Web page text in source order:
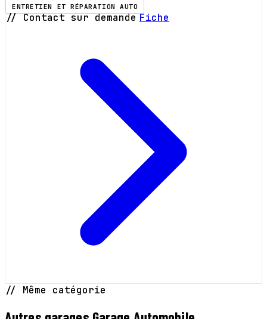
ENTRETIEN ET RÉPARATION AUTO
// Contact sur demande Fiche
// Même catégorie